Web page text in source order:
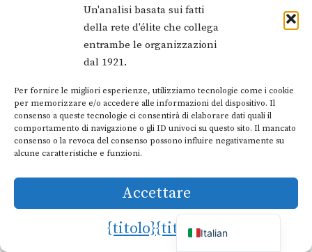
Un'analisi basata sui fatti
della rete d'élite che collega
entrambe le organizzazioni
dal 1921.
Per fornire le migliori esperienze, utilizziamo tecnologie come i cookie
per memorizzare e/o accedere alle informazioni del dispositivo. Il
consenso a queste tecnologie ci consentirà di elaborare dati quali il
comportamento di navigazione o gli ID univoci su questo sito. Il mancato
consenso o la revoca del consenso possono influire negativamente su
alcune caratteristiche e funzioni.
Accettare
{titolo}{titolo}
Sempre all'ordine del giorno dagli anni
'90, con la crescita dell'influenza
globale della Cina.
Economia globale
Le prospettive economiche, la politica
fiscale e la stabilità finanziaria sono
preoccupazioni perenni.
Italian
English
French
German
Dutch